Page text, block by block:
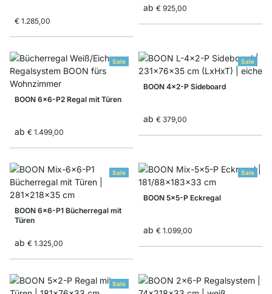
€ 1.285,00
ab € 925,00
Sale
BOON 6x6-P2 Regal mit Türen
ab € 1.499,00
Sale
BOON 4x2-P Sideboard
ab € 379,00
Sale
BOON 6x6-P1 Bücherregal mit
Türen
ab € 1.325,00
Sale
BOON 5x5-P Eckregal
ab € 1.099,00
Sale